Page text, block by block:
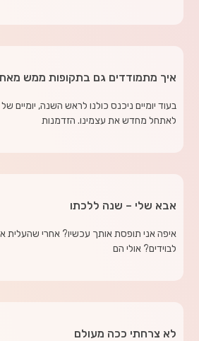
איך מתמודדים גם בתקופות ממש
בעוד יומיים ניכנס כולנו לראש השנה, יומיים
לאתחל מחדש את עצמינו. הזדמנות
אבא שלי – שנה ללכתו
איפה אני תופסת אותך עכשיו? אחרי
לבוידים? אולי הם
לא צרחתי ככה מעולם